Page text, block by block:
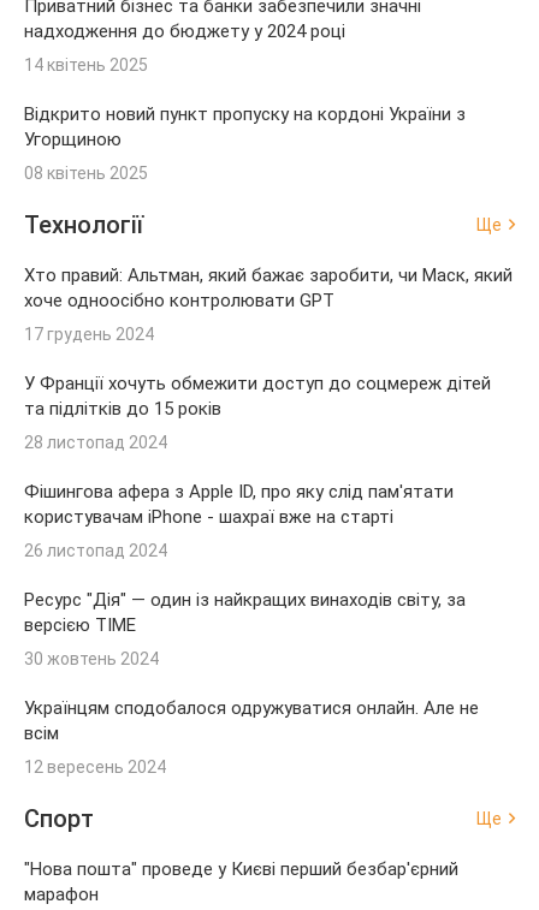
Приватний бізнес та банки забезпечили значні
надходження до бюджету у 2024 році
14 квітень 2025
Відкрито новий пункт пропуску на кордоні України з
Угорщиною
08 квітень 2025
Технології Ще
Хто правий: Альтман, який бажає заробити, чи Маск, який
хоче одноосібно контролювати GPT
17 грудень 2024
У Франції хочуть обмежити доступ до соцмереж дітей
та підлітків до 15 років
28 листопад 2024
Фішингова афера з Apple ID, про яку слід пам'ятати
користувачам iPhone - шахраї вже на старті
26 листопад 2024
Ресурс "Дія" — один із найкращих винаходів світу, за
версією TIME
30 жовтень 2024
Українцям сподобалося одружуватися онлайн. Але не
всім
12 вересень 2024
Спорт Ще
"Нова пошта" проведе у Києві перший безбар'єрний
марафон